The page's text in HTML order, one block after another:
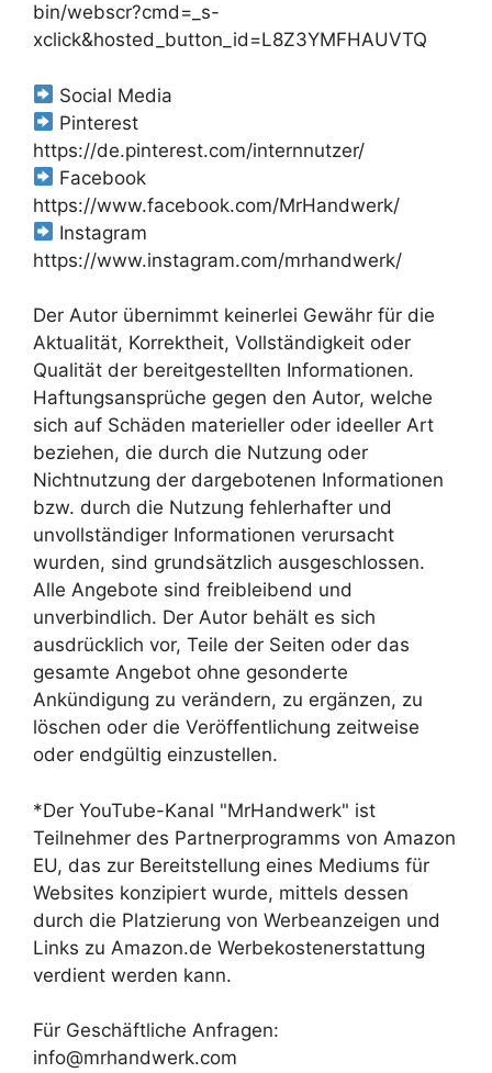
bin/webscr?cmd=_s-
xclick&hosted_button_id=L8Z3YMFHAUVTQ
Social Media
Pinterest
https://de.pinterest.com/internnutzer/
Facebook
https://www.facebook.com/MrHandwerk/
Instagram
https://www.instagram.com/mrhandwerk/
Der Autor übernimmt keinerlei Gewähr für die
Aktualität, Korrektheit, Vollständigkeit oder
Qualität der bereitgestellten Informationen.
Haftungsansprüche gegen den Autor, welche
sich auf Schäden materieller oder ideeller Art
beziehen, die durch die Nutzung oder
Nichtnutzung der dargebotenen Informationen
bzw. durch die Nutzung fehlerhafter und
unvollständiger Informationen verursacht
wurden, sind grundsätzlich ausgeschlossen.
Alle Angebote sind freibleibend und
unverbindlich. Der Autor behält es sich
ausdrücklich vor, Teile der Seiten oder das
gesamte Angebot ohne gesonderte
Ankündigung zu verändern, zu ergänzen, zu
löschen oder die Veröffentlichung zeitweise
oder endgültig einzustellen.
*Der YouTube-Kanal "MrHandwerk" ist
Teilnehmer des Partnerprogramms von Amazon
EU, das zur Bereitstellung eines Mediums für
Websites konzipiert wurde, mittels dessen
durch die Platzierung von Werbeanzeigen und
Links zu Amazon.de Werbekostenerstattung
verdient werden kann.
Für Geschäftliche Anfragen:
info@mrhandwerk.com